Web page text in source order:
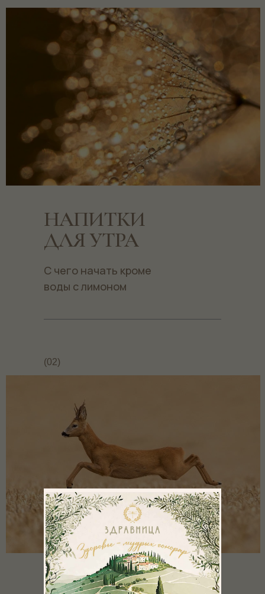
НАПИТКИ
ДЛЯ УТРА
С чего начать кроме
воды с лимоном
НАПИТКИ В
(02)